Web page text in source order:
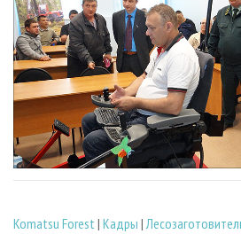
Komatsu Forest | Кадры |